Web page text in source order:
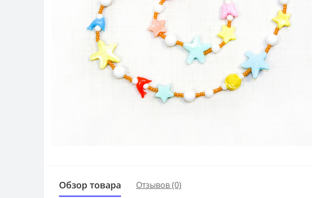
Обзор товара Отзывов (0)